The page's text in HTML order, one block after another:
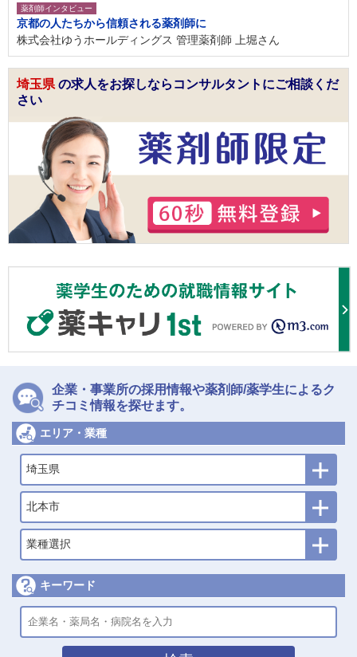
薬剤師インタビュー
京都の人たちから信頼される薬剤師に
株式会社ゆうホールディングス 管理薬剤師 上堀さん
埼玉県 の求人をお探しならコンサルタントにご相談くだ
さい
企業・事業所の採用情報や薬剤師/薬学生によるク
チコミ情報を探せます。
エリア・業種
埼玉県
北本市
業種選択
キーワード